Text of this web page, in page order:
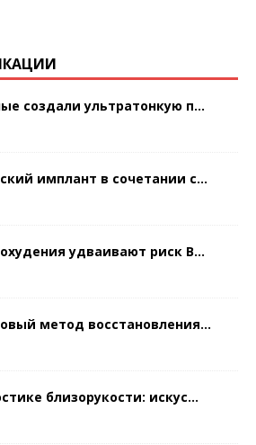
создали ультратонкую п...
имплант в сочетании с...
удваивают риск В...
метод восстановления...
близорукости: искус...